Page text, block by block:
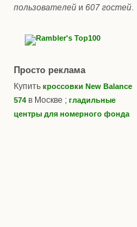
пользователей и 607 гостей.
Просто реклама
Купить кроссовки New Balance
574 в Москве ; гладильные
центры для номерного фонда